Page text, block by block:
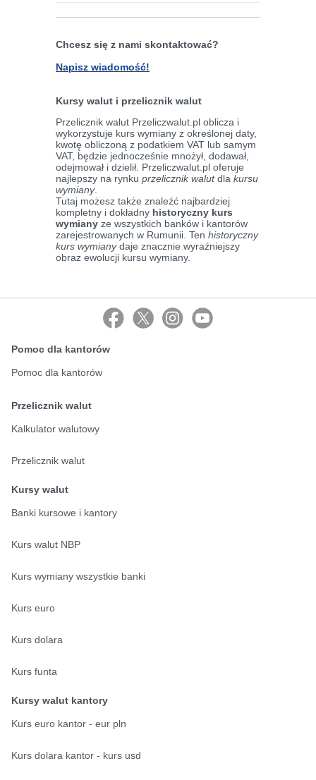
Chcesz się z nami skontaktować?
Napisz wiadomość!
Kursy walut i przelicznik walut
Przelicznik walut Przeliczwalut.pl oblicza i
wykorzystuje kurs wymiany z określonej daty,
kwotę obliczoną z podatkiem VAT lub samym
VAT, będzie jednocześnie mnożył, dodawał,
odejmował i dzielił. Przeliczwalut.pl oferuje
najlepszy na rynku przelicznik walutdla kursu
wymiany.
Tutaj możesz także znaleźć najbardziej
kompletny i dokładny historyczny kurs
wymiany ze wszystkich banków i kantorów
zarejestrowanych w Rumunii. Ten historyczny
kurs wymianydaje znacznie wyraźniejszy
obraz ewolucji kursu wymiany.
Pomoc dla kantorów
Pomoc dla kantorów
Przelicznik walut
Kalkulator walutowy
Przelicznik walut
Kursy walut
Banki kursowe i kantory
Kurs walut NBP
Kurs wymiany wszystkie banki
Kurs euro
Kurs dolara
Kurs funta
Kursy walut kantory
Kurs euro kantor - eur pln
Kurs dolara kantor - kurs usd